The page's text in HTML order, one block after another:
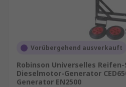
Vorübergehend ausverkauft
Robinson Universelles
Dieselmotor-Generator
Generator EN2500